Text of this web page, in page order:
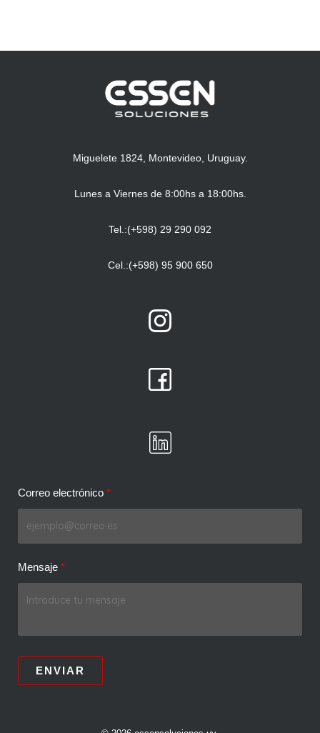
Miguelete 1824, Montevideo, Uruguay.
Lunes a Viernes de 8:00hs a 18:00hs.
Tel.:(+598) 29 290 092
Cel.:(+598) 95 900 650
Correo electrónico
Mensaje
ENVIAR